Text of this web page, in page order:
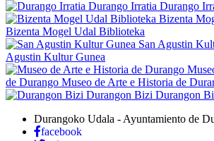
Durango Irratia Durango
Bizenta
Bizenta Mogel Udal Biblioteka
San Agustin
Agustin Kultur Gunea
de Durango Museo de Arte e Historia de
Durangon Bizi Durangon
Durangoko Udala - Ayuntamiento de
facebook